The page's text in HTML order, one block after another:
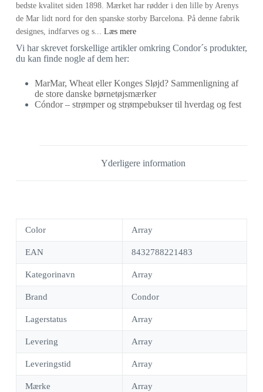
bedste kvalitet siden 1898. Mærket har rødder i den lille by Arenys
de Mar lidt nord for den spanske storby Barcelona. På denne fabrik
designes, indfarves og s... Læs mere
Vi har skrevet forskellige artikler omkring Condor´s produkter,
du kan finde nogle af dem her:
MarMar, Wheat eller Konges Sløjd? Sammenligning af
de store danske børnetøjsmærker
Cóndor – strømper og strømpebukser til hverdag og fest
Yderligere information
Color Array
EAN 8432788221483
Kategorinavn Array
Brand Condor
Lagerstatus Array
Levering Array
Leveringstid Array
Mærke Array